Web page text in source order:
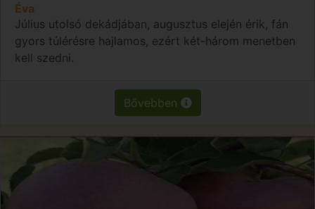
Éva
Július utolsó dekádjában, augusztus elején érik, fán
gyors túlérésre hajlamos, ezért két-három menetben
kell szedni.
Bővebben